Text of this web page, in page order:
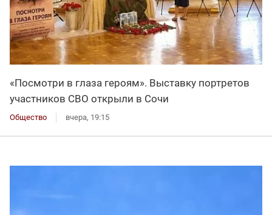
«Посмотри в глаза героям». Выставку портретов
участников СВО открыли в Сочи
Общество вчера, 19:15